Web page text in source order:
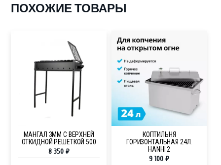
ПОХОЖИЕ ТОВАРЫ
МАНГАЛ 3ММ С ВЕРХНЕЙ
ОТКИДНОЙ РЕШЕТКОЙ 500
8 350 ₽
КОПТИЛЬНЯ
ГОРИЗОНТАЛЬНАЯ 24Л.
HANHI 2
9 100₽